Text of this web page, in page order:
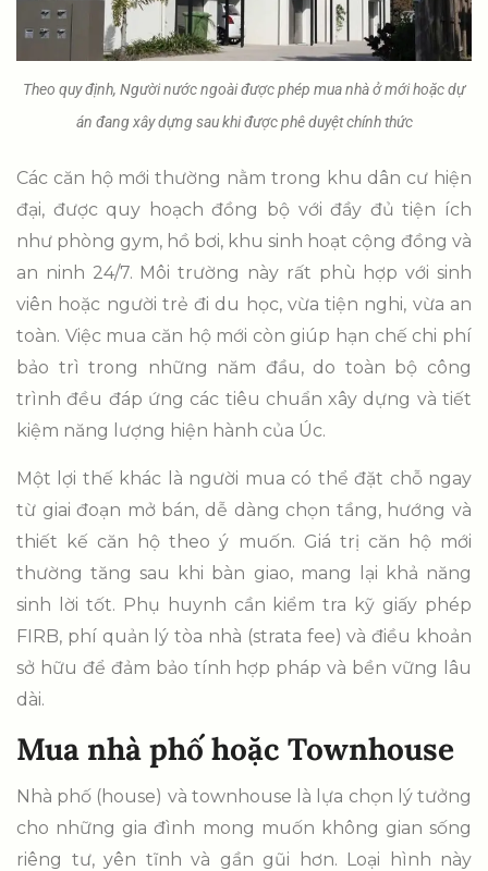
Theo quy định, Người nước ngoài được phép mua nhà ở mới hoặc dự
án đang xây dựng sau khi được phê duyệt chính thức
Các căn hộ mới thường nằm trong khu dân cư hiện
đại, được quy hoạch đồng bộ với đầy đủ tiện ích
như phòng gym, hồ bơi, khu sinh hoạt cộng đồng và
an ninh 24/7. Môi trường này rất phù hợp với sinh
viên hoặc người trẻ đi du học, vừa tiện nghi, vừa an
toàn. Việc mua căn hộ mới còn giúp hạn chế chi phí
bảo trì trong những năm đầu, do toàn bộ công
trình đều đáp ứng các tiêu chuẩn xây dựng và tiết
kiệm năng lượng hiện hành của Úc.
Một lợi thế khác là người mua có thể đặt chỗ ngay
từ giai đoạn mở bán, dễ dàng chọn tầng, hướng và
thiết kế căn hộ theo ý muốn. Giá trị căn hộ mới
thường tăng sau khi bàn giao, mang lại khả năng
sinh lời tốt. Phụ huynh cần kiểm tra kỹ giấy phép
FIRB, phí quản lý tòa nhà (strata fee) và điều khoản
sở hữu để đảm bảo tính hợp pháp và bền vững lâu
dài.
Mua nhà phố hoặc Townhouse
Nhà phố (house) và townhouse là lựa chọn lý tưởng
cho những gia đình mong muốn không gian sống
riêng tư, yên tĩnh và gần gũi hơn. Loại hình này